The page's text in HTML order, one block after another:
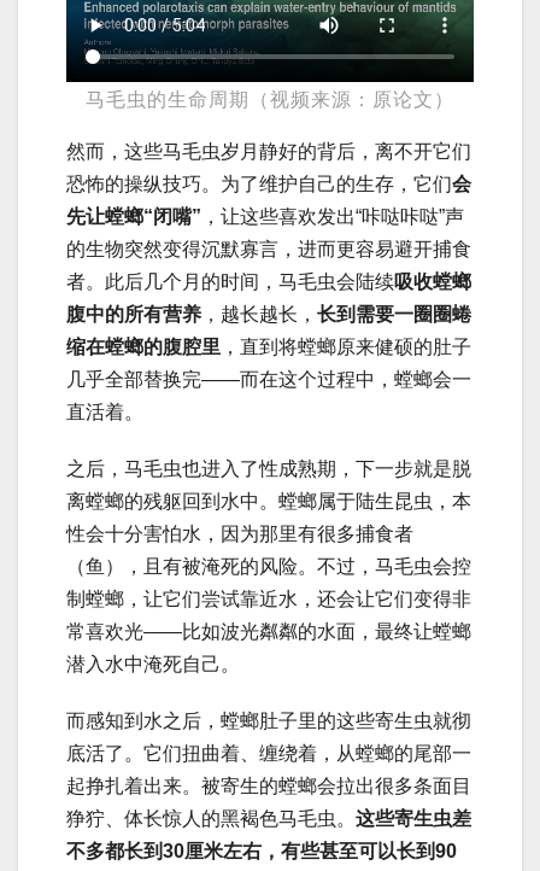
马毛虫的生命周期（视频来源：原论文）
然而，这些马毛虫岁月静好的背后，离不开它们
恐怖的操纵技巧。为了维护自己的生存，它们会
先让螳螂“闭嘴” ，让这些喜欢发出“咔哒咔哒”声
的生物突然变得沉默寡言，进而更容易避开捕食
者。此后几个月的时间，马毛虫会陆续吸收螳螂
腹中的所有营养 ，越长越长， 长到需要一圈圈蜷
缩在螳螂的腹腔里 ，直到将螳螂原来健硕的肚子
几乎全部替换完——而在这个过程中，螳螂会一
直活着。
之后，马毛虫也进入了性成熟期，下一步就是脱
离螳螂的残躯回到水中。螳螂属于陆生昆虫，本
性会十分害怕水，因为那里有很多捕食者
（鱼），且有被淹死的风险。不过，马毛虫会控
制螳螂，让它们尝试靠近水，还会让它们变得非
常喜欢光——比如波光粼粼的水面，最终让螳螂
潜入水中淹死自己。
而感知到水之后，螳螂肚子里的这些寄生虫就彻
底活了。它们扭曲着、缠绕着，从螳螂的尾部一
起挣扎着出来。被寄生的螳螂会拉出很多条面目
狰狞、体长惊人的黑褐色马毛虫。 这些寄生虫差
不多都长到30厘米左右，有些甚至可以长到90